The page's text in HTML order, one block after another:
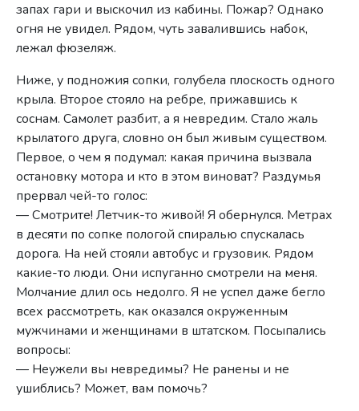
запах гари и выскочил из кабины. Пожар? Однако
огня не увидел. Рядом, чуть завалившись набок,
лежал фюзеляж.
Ниже, у подножия сопки, голубела плоскость одного
крыла. Второе стояло на ребре, прижавшись к
соснам. Самолет разбит, а я невредим. Стало жаль
крылатого друга, словно он был живым существом.
Первое, о чем я подумал: какая причина вызвала
остановку мотора и кто в этом виноват? Раздумья
прервал чей-то голос:
— Смотрите! Летчик-то живой! Я обернулся. Метрах
в десяти по сопке пологой спиралью спускалась
дорога. На ней стояли автобус и грузовик. Рядом
какие-то люди. Они испуганно смотрели на меня.
Молчание длил ось недолго. Я не успел даже бегло
всех рассмотреть, как оказался окруженным
мужчинами и женщинами в штатском. Посыпались
вопросы:
— Неужели вы невредимы? Не ранены и не
ушиблись? Может, вам помочь?